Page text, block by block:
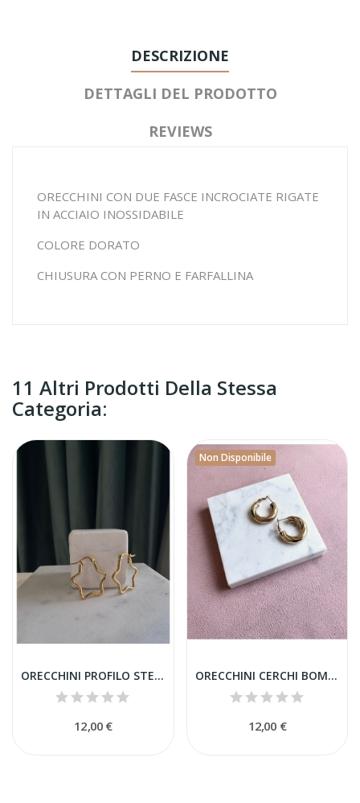
DESCRIZIONE
DETTAGLI DEL PRODOTTO
REVIEWS
ORECCHINI CON DUE FASCE INCROCIATE RIGATE
IN ACCIAIO INOSSIDABILE
COLORE DORATO
CHIUSURA CON PERNO E FARFALLINA
11 Altri Prodotti Della Stessa
Categoria:
ORECCHINI PROFILO STELLA
12,00 €
Non Disponibile
ORECCHINI CERCHI BOMBATI ACCIAIO
12,00 €